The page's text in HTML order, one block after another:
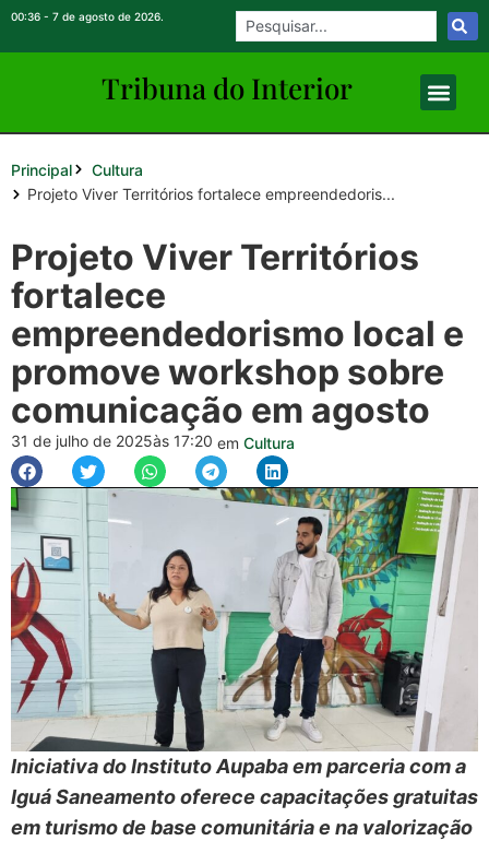
00:36 - 7 de agosto de 2026.
Tribuna do Interior
Principal
Cultura
Projeto Viver Territórios fortalece empreendedoris...
Projeto Viver Territórios
fortalece
empreendedorismo local e
promove workshop sobre
comunicação em agosto
31 de julho de 2025às 17:20 em Cultura
Iniciativa do Instituto Aupaba em parceria com a
Iguá Saneamento oferece capacitações gratuitas
em turismo de base comunitária e na valorização